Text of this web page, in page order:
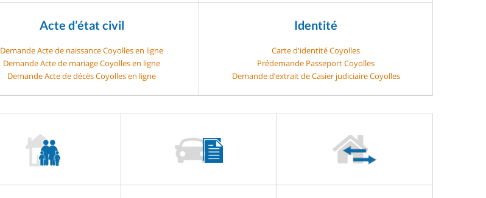
Acte d’état civil
Demande Acte de naissance Coyolles en ligne
Demande Acte de mariage Coyolles en ligne
Demande Acte de décès Coyolles en ligne
Identité
Carte d'identité Coyolles
Prédemande Passeport Coyolles
Demande d’extrait de Casier judiciaire Coyolles